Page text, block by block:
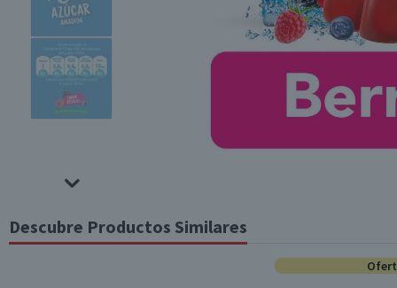
Descubre Productos Similares